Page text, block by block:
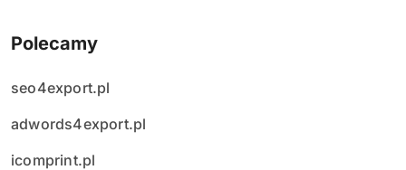
Polecamy
seo4export.pl
adwords4export.pl
icomprint.pl